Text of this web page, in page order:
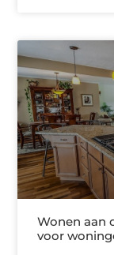
Wonen aan
voor